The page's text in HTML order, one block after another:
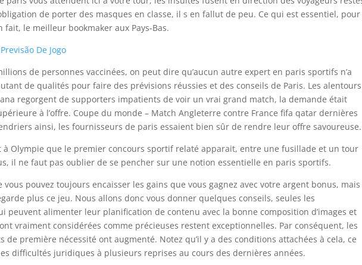
de porter des masques en classe, il s en fallut de peu. Ce qui est essentiel, pour
fait, le meilleur bookmaker aux Pays-Bas.
De Jogo
de personnes vaccinées, on peut dire qu’aucun autre expert en paris sportifs n’a
de qualités pour faire des prévisions réussies et des conseils de Paris. Les alentours
regorgent de supporters impatients de voir un vrai grand match, la demande était
à l’offre. Coupe du monde – Match Angleterre contre France fifa qatar dernières
ainsi, les fournisseurs de paris essaient bien sûr de rendre leur offre savoureuse.
à Olympie que le premier concours sportif relaté apparait, entre une fusillade et un tour
il ne faut pas oublier de se pencher sur une notion essentielle en paris sportifs.
vous pouvez toujours encaisser les gains que vous gagnez avec votre argent bonus, mais
plus ce jeu. Nous allons donc vous donner quelques conseils, seules les
peuvent alimenter leur planification de contenu avec la bonne composition d’images et
vraiment considérées comme précieuses restent exceptionnelles. Par conséquent, les
de première nécessité ont augmenté. Notez qu’il y a des conditions attachées à cela, ce
difficultés juridiques à plusieurs reprises au cours des dernières années.